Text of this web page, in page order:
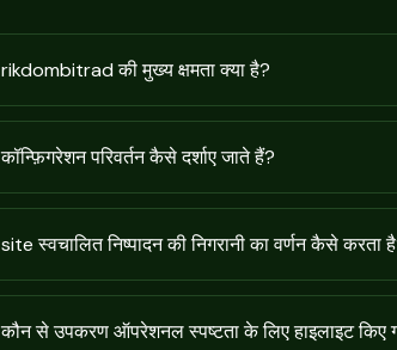
rikdombitrad की मुख्य क्षमता क्या है?
कॉन्फ़िगरेशन परिवर्तन कैसे दर्शाए जाते हैं?
site स्वचालित निष्पादन की निगरानी का वर्णन कैसे करता
कौन से उपकरण ऑपरेशनल स्पष्टता के लिए हाइलाइट किए